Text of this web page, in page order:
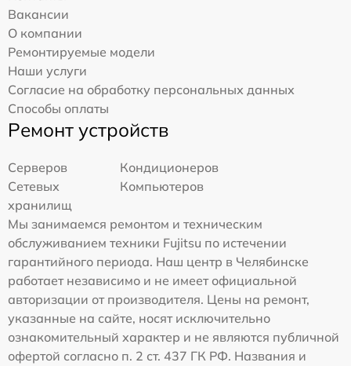
Вакансии
О компании
Ремонтируемые модели
Наши услуги
Согласие на обработку персональных данных
Способы оплаты
Ремонт устройств
Серверов
Кондиционеров
Сетевых
хранилищ
Компьютеров
Мы занимаемся ремонтом и техническим
обслуживанием техники Fujitsu по истечении
гарантийного периода. Наш центр в Челябинске
работает независимо и не имеет официальной
авторизации от производителя. Цены на ремонт,
указанные на сайте, носят исключительно
ознакомительный характер и не являются публичной
офертой согласно п. 2 ст. 437 ГК РФ. Названия и